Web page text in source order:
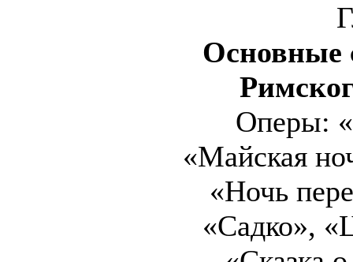
Основные
Оперы:
«Майская
«Ночь
«Садко»,